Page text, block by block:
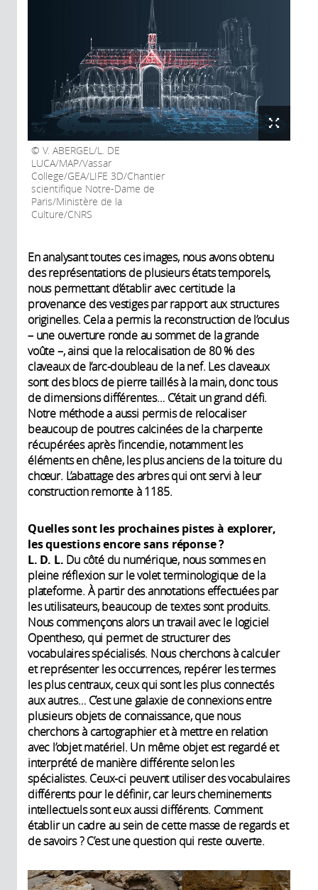
V. ABERGEL/L. DE
LUCA/MAP/Vassar
College/GEA/LIFE 3D/Chantier
scientifique Notre-Dame de
Paris/Ministère de la
Culture/CNRS
En analysant toutes ces images, nous avons obtenu
des représentations de plusieurs états temporels,
nous permettant d’établir avec certitude la
provenance des vestiges par rapport aux structures
originelles. Cela a permis la reconstruction de l’oculus
– une ouverture ronde au sommet de la grande
voûte –, ainsi que la relocalisation de 80 % des
claveaux de l’arc-doubleau de la nef. Les claveaux
sont des blocs de pierre taillés à la main, donc tous
de dimensions différentes… C’était un grand défi.
Notre méthode a aussi permis de relocaliser
beaucoup de poutres calcinées de la charpente
récupérées après l’incendie, notamment les
éléments en chêne, les plus anciens de la toiture du
chœur. L’abattage des arbres qui ont servi à leur
construction remonte à 1185.
Quelles sont les prochaines pistes à explorer,
les questions encore sans réponse ?
L. D. L. Du côté du numérique, nous sommes en
pleine réflexion sur le volet terminologique de la
plateforme. À partir des annotations effectuées par
les utilisateurs, beaucoup de textes sont produits.
Nous commençons alors un travail avec le logiciel
Opentheso, qui permet de structurer des
vocabulaires spécialisés. Nous cherchons à calculer
et représenter les occurrences, repérer les termes
les plus centraux, ceux qui sont les plus connectés
aux autres… C’est une galaxie de connexions entre
plusieurs objets de connaissance, que nous
cherchons à cartographier et à mettre en relation
avec l’objet matériel. Un même objet est regardé et
interprété de manière différente selon les
spécialistes. Ceux-ci peuvent utiliser des vocabulaires
différents pour le définir, car leurs cheminements
intellectuels sont eux aussi différents. Comment
établir un cadre au sein de cette masse de regards et
de savoirs ? C’est une question qui reste ouverte.